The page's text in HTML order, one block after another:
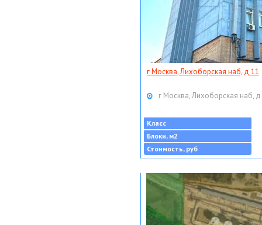
г Москва, Лихоборская наб, д 11
г Москва, Лихоборская наб,
Класс
Блоки, м2
Стоимость, руб